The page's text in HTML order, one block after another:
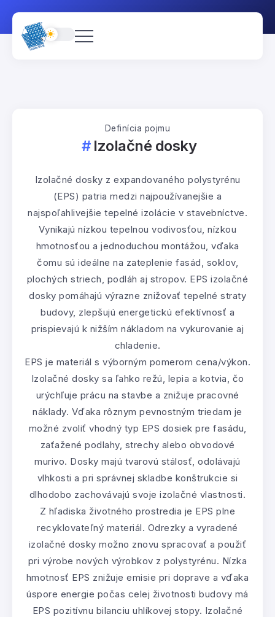
Definícia pojmu
Izolačné dosky
Izolačné dosky z expandovaného polystyrénu
(EPS) patria medzi najpoužívanejšie a
najspoľahlivejšie tepelné izolácie v stavebníctve.
Vynikajú nízkou tepelnou vodivosťou, nízkou
hmotnosťou a jednoduchou montážou, vďaka
čomu sú ideálne na zateplenie fasád, soklov,
plochých striech, podláh aj stropov. EPS izolačné
dosky pomáhajú výrazne znižovať tepelné straty
budovy, zlepšujú energetickú efektívnosť a
prispievajú k nižším nákladom na vykurovanie aj
chladenie.
EPS je materiál s výborným pomerom cena/výkon.
Izolačné dosky sa ľahko režú, lepia a kotvia, čo
urýchľuje prácu na stavbe a znižuje pracovné
náklady. Vďaka rôznym pevnostným triedam je
možné zvoliť vhodný typ EPS dosiek pre fasádu,
zaťažené podlahy, strechy alebo obvodové
murivo. Dosky majú tvarovú stálosť, odolávajú
vlhkosti a pri správnej skladbe konštrukcie si
dlhodobo zachovávajú svoje izolačné vlastnosti.
Z hľadiska životného prostredia je EPS plne
recyklovateľný materiál. Odrezky a vyradené
izolačné dosky možno znovu spracovať a použiť
pri výrobe nových výrobkov z polystyrénu. Nízka
hmotnosť EPS znižuje emisie pri doprave a vďaka
úspore energie počas celej životnosti budovy má
EPS pozitívnu bilanciu uhlíkovej stopy. Izolačné